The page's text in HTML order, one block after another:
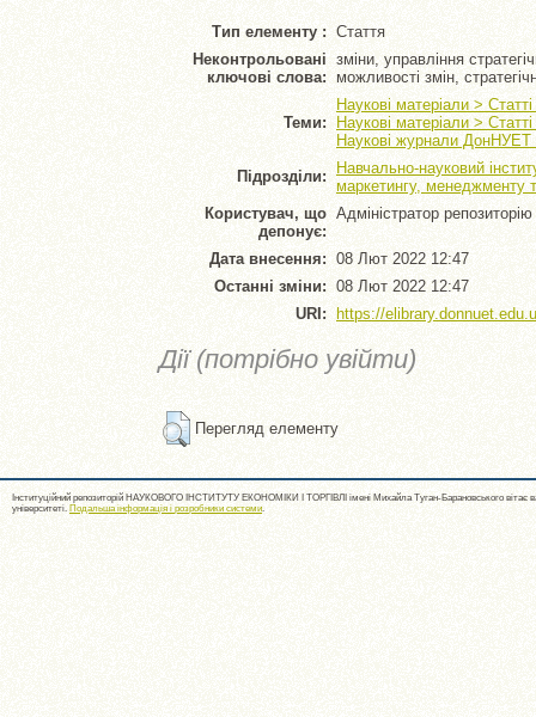
Тип елементу : Стаття
Неконтрольовані
ключові слова:
зміни, управління
можливості змін,
Теми:
Наукові матеріали >
Наукові матеріали >
Наукові журнали ДонНУЕТ
Підрозділи:
Навчально-науковий
маркетингу, менеджменту
Користувач, що
депонує:
Адміністратор репозиторію
Дата внесення: 08 Лют 2022 12:47
Останні зміни: 08 Лют 2022 12:47
URI:
https://
Дії (потрібно увійти)
Перегляд елементу
Інституційний репозиторій НАУКОВОГО ІНСТИТУТУ ЕКОНОМІКИ І ТОРГІВЛІ імені Михайла Туган-Барановського вітає
університеті. Подальша інформація і розробники системи